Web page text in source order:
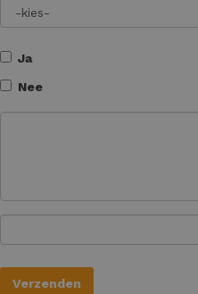
Ja
Nee